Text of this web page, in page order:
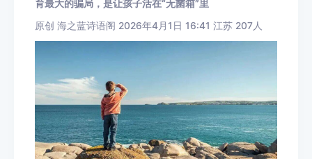
育最大的骗局，是让孩子活在“无菌箱”里
原创 海之蓝诗语阁 2026年4月1日 16:41 江苏 207人